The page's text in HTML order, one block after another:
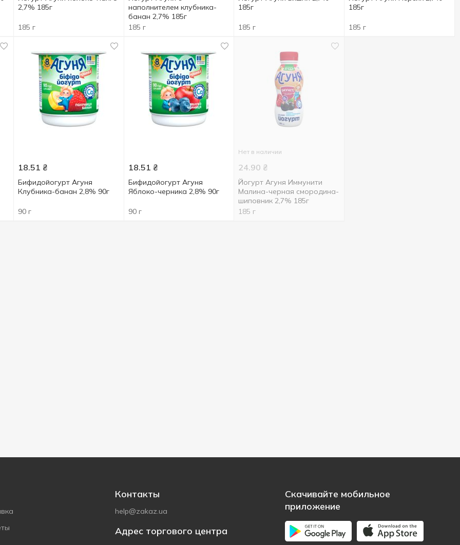
2,7% 185г
185 г
наполнителем клубника-
банан 2,7% 185г
185 г
185г
185 г
185г
185 г
18.51 ₴
Бифидойогурт Агуня
Клубника-банан 2,8% 90г
90 г
18.51 ₴
Бифидойогурт Агуня
Яблоко-черника 2,8% 90г
90 г
Нет в наличии
24.90 ₴
Йогурт Агуня Иммунити
Малина-черная смородина-
шиповник 2,7% 185г
185 г
Контакты
help@zakaz.ua
Адрес торгового центра
Скачивайте мобильное
приложение